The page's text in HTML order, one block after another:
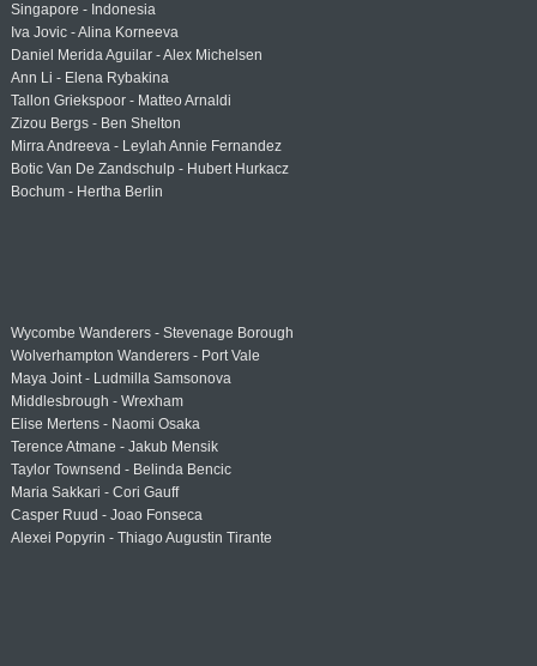
Singapore - Indonesia
Iva Jovic - Alina Korneeva
Daniel Merida Aguilar - Alex Michelsen
Ann Li - Elena Rybakina
Tallon Griekspoor - Matteo Arnaldi
Zizou Bergs - Ben Shelton
Mirra Andreeva - Leylah Annie Fernandez
Botic Van De Zandschulp - Hubert Hurkacz
Bochum - Hertha Berlin
Wycombe Wanderers - Stevenage Borough
Wolverhampton Wanderers - Port Vale
Maya Joint - Ludmilla Samsonova
Middlesbrough - Wrexham
Elise Mertens - Naomi Osaka
Terence Atmane - Jakub Mensik
Taylor Townsend - Belinda Bencic
Maria Sakkari - Cori Gauff
Casper Ruud - Joao Fonseca
Alexei Popyrin - Thiago Augustin Tirante